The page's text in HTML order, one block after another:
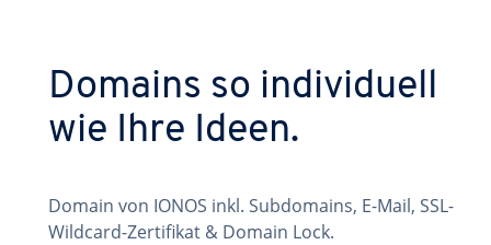
Domains so individuell
wie Ihre Ideen.
Domain von IONOS inkl. Subdomains, E-Mail, SSL-
Wildcard-Zertifikat & Domain Lock.